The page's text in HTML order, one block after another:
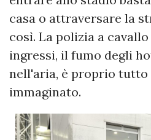
casa o attraversare la
così. La polizia a
ingressi, il fumo degli
nell'aria, è proprio tutto
immaginato.